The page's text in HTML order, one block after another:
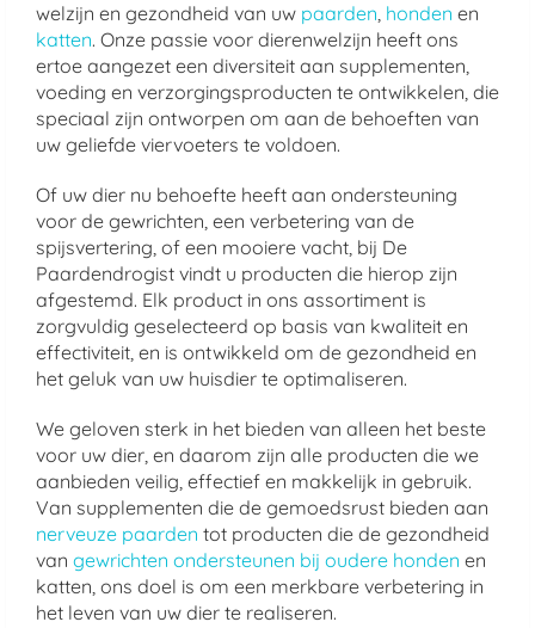
welzijn en gezondheid van uw paarden, honden en
katten. Onze passie voor dierenwelzijn heeft ons
ertoe aangezet een diversiteit aan supplementen,
voeding en verzorgingsproducten te ontwikkelen, die
speciaal zijn ontworpen om aan de behoeften van
uw geliefde viervoeters te voldoen.
Of uw dier nu behoefte heeft aan ondersteuning
voor de gewrichten, een verbetering van de
spijsvertering, of een mooiere vacht, bij De
Paardendrogist vindt u producten die hierop zijn
afgestemd. Elk product in ons assortiment is
zorgvuldig geselecteerd op basis van kwaliteit en
effectiviteit, en is ontwikkeld om de gezondheid en
het geluk van uw huisdier te optimaliseren.
We geloven sterk in het bieden van alleen het beste
voor uw dier, en daarom zijn alle producten die we
aanbieden veilig, effectief en makkelijk in gebruik.
Van supplementen die de gemoedsrust bieden aan
nerveuze paarden tot producten die de gezondheid
van gewrichten ondersteunen bij oudere honden en
katten, ons doel is om een merkbare verbetering in
het leven van uw dier te realiseren.